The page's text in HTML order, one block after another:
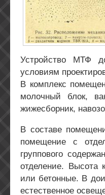
Устройство МТФ
условиям
В комплекс
молочный блок,
жижесборник,
В составе
помещение с
группового
отделение. Высота
или бетонные. В
естественное